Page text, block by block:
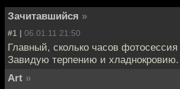
Зачитавшийся »
#1 | 06.01.11 21:50
Главный, сколько часов
Завидую терпению и хладнокровию.
Art »